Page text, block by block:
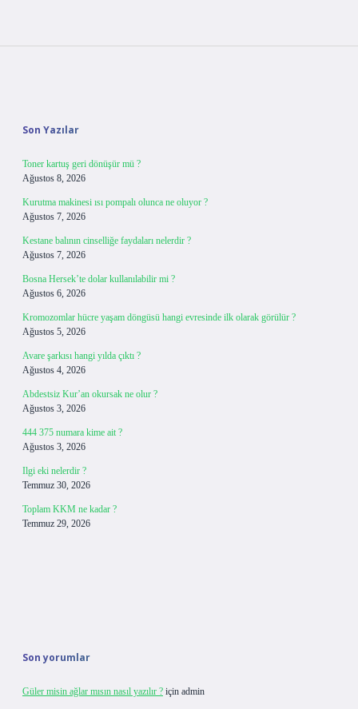
Son Yazılar
Toner kartuş geri dönüşür mü ?
Ağustos 8, 2026
Kurutma makinesi ısı pompalı olunca ne oluyor ?
Ağustos 7, 2026
Kestane balının cinselliğe faydaları nelerdir ?
Ağustos 7, 2026
Bosna Hersek’te dolar kullanılabilir mi ?
Ağustos 6, 2026
Kromozomlar hücre yaşam döngüsü hangi evresinde ilk olarak görülür ?
Ağustos 5, 2026
Avare şarkısı hangi yılda çıktı ?
Ağustos 4, 2026
Abdestsiz Kur’an okursak ne olur ?
Ağustos 3, 2026
444 375 numara kime ait ?
Ağustos 3, 2026
Ilgi eki nelerdir ?
Temmuz 30, 2026
Toplam KKM ne kadar ?
Temmuz 29, 2026
Son yorumlar
Güler misin ağlar mısın nasıl yazılır ? için admin